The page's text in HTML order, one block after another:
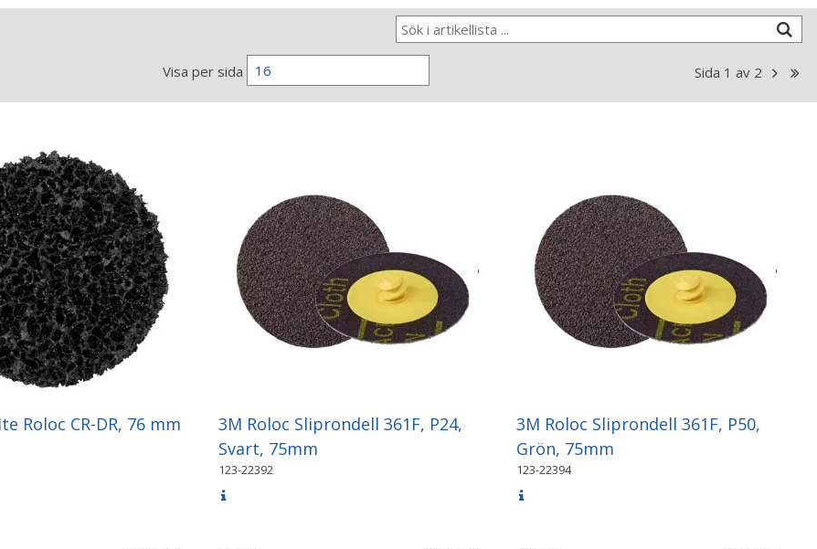
Visa per sida 16 Sida 1 av 2
Roloc CR-DR, 76 mm
3M Roloc Sliprondell 361F, P24,
Svart, 75mm
123-22392
3M Roloc Sliprondell 361F, P50,
Grön, 75mm
123-22394